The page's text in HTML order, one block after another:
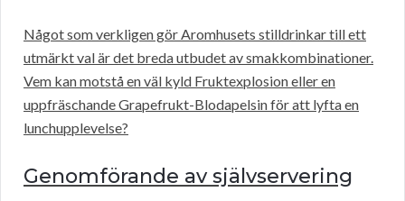
Något som verkligen gör Aromhusets stilldrinkar till ett
utmärkt val är det breda utbudet av smakkombinationer.
Vem kan motstå en väl kyld Fruktexplosion eller en
uppfräschande Grapefrukt-Blodapelsin för att lyfta en
lunchupplevelse?
Genomförande av självservering